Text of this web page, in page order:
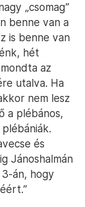
„csomag”
benne van a
is benne van
hét
az
utalva. Ha
nem lesz
a plébános,
és
Jánoshalmán
án, hogy